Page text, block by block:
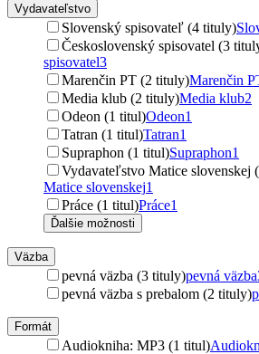
Vydavateľstvo
Slovenský spisovateľ (4 tituly)
Československý spisovatel (3
spisovatel3
Marenčin PT (2 tituly)Marenčin
Media klub (2 tituly)Media klub2
Odeon (1 titul)Odeon1
Tatran (1 titul)Tatran1
Supraphon (1 titul)Supraphon1
Vydavateľstvo Matice slovenskej
Matice slovenskej1
Práce (1 titul)Práce1
Ďalšie možnosti
Väzba
pevná väzba (3 tituly)pevná väzba
pevná väzba s prebalom (2 tituly)
Formát
Audiokniha: MP3 (1 titul)